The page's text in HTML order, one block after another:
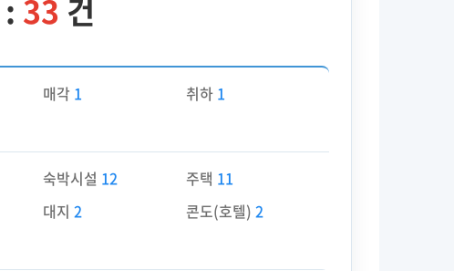
33 건
매각 1 취하 1
숙박시설 12 주택 11
대지 2 콘도(호텔) 2